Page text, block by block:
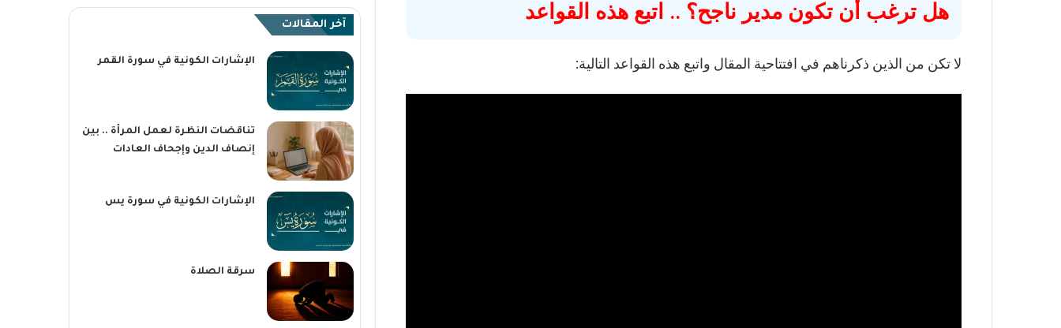
هل ترغب أن تكون مدير ناجح؟ .. اتبع هذه القواعد
لا تكن من الذين ذكرناهم في افتتاحية المقال واتبع هذه القواعد التالية:
آخر المقالات
الإشارات الكونية في سورة القمر
تناقضات النظرة لعمل المرأة .. بين
إنصاف الدين وإجحاف العادات
الإشارات الكونية في سورة يس
سرقة الصلاة